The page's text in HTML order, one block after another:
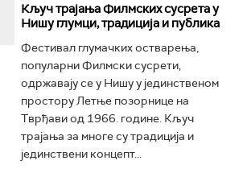
Кључ трајања Филмских сусрета у
Нишу глумци, традиција и публика
Фестивал глумачких остварења,
популарни Филмски сусрети,
одржавају се у Нишу у јединственом
простору Летње позорнице на
Тврђави од 1966. године. Кључ
трајања за многе су традиција и
јединствени концепт...